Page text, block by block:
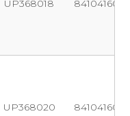
UP368018
UP368020